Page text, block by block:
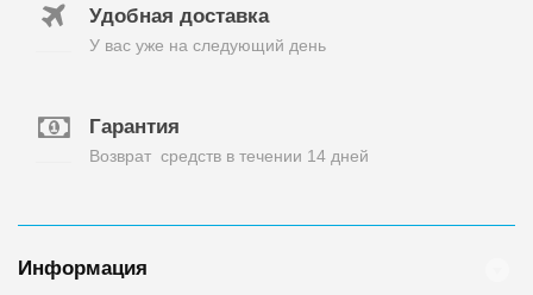
Удобная доставка
У вас уже на следующий день
Гарантия
Возврат средств в течении 14 дней
Информация